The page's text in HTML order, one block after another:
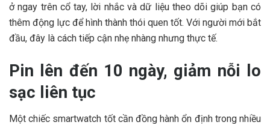
ở ngay trên cổ tay, lời nhắc và dữ liệu theo dõi giúp bạn có
thêm động lực để hình thành thói quen tốt. Với người mới bắt
đầu, đây là cách tiếp cận nhẹ nhàng nhưng thực tế.
Pin lên đến 10 ngày, giảm nỗi lo
sạc liên tục
Một chiếc smartwatch tốt cần đồng hành ổn định trong nhiều